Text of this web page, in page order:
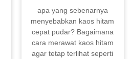
apa yang sebenarnya
menyebabkan kaos hitam
cepat pudar? Bagaimana
cara merawat kaos hitam
agar tetap terlihat seperti